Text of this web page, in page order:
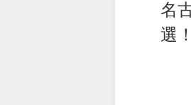
名
選！